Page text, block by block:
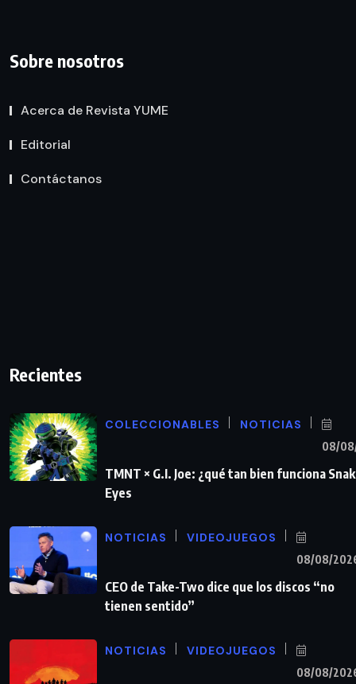
Sobre nosotros
Acerca de Revista YUME
Editorial
Contáctanos
Recientes
COLECCIONABLES NOTICIAS
08/
TMNT × G.I. Joe: ¿qué tan bien funciona
Eyes
NOTICIAS VIDEOJUEGOS
08/08/
CEO de Take-Two dice que los discos “no
tienen sentido”
NOTICIAS VIDEOJUEGOS
08/08/